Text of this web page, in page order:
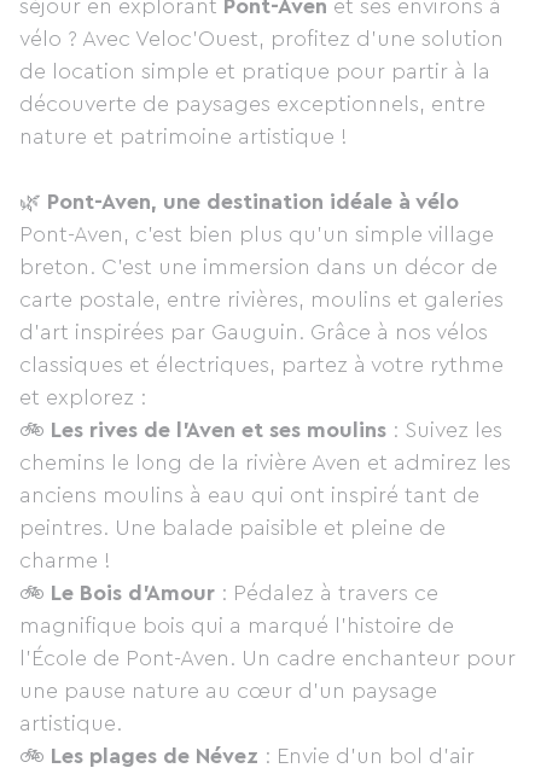
séjour en explorant Pont-Aven et ses environs à
vélo ? Avec Veloc’Ouest, profitez d’une solution
de location simple et pratique pour partir à la
découverte de paysages exceptionnels, entre
nature et patrimoine artistique !
🌿 Pont-Aven, une destination idéale à vélo
Pont-Aven, c’est bien plus qu’un simple village
breton. C’est une immersion dans un décor de
carte postale, entre rivières, moulins et galeries
d’art inspirées par Gauguin. Grâce à nos vélos
classiques et électriques, partez à votre rythme
et explorez :
🚲 Les rives de l’Aven et ses moulins : Suivez les
chemins le long de la rivière Aven et admirez les
anciens moulins à eau qui ont inspiré tant de
peintres. Une balade paisible et pleine de
charme !
🚲 Le Bois d'Amour : Pédalez à travers ce
magnifique bois qui a marqué l’histoire de
l’École de Pont-Aven. Un cadre enchanteur pour
une pause nature au cœur d’un paysage
artistique.
🚲 Les plages de Névez : Envie d’un bol d’air